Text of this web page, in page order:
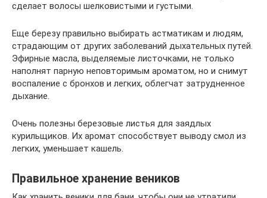
сделает волосы шелковистыми и густыми.
Еще березу правильно выбирать астматикам и людям,
страдающим от других заболеваний дыхательных путей.
Эфирные масла, выделяемые листочками, не только
наполнят парную неповторимым ароматом, но и снимут
воспаление с бронхов и легких, облегчат затрудненное
дыхание.
Очень полезны березовые листья для заядлых
курильщиков. Их аромат способствует выводу смол из
легких, уменьшает кашель.
Правильное хранение веников